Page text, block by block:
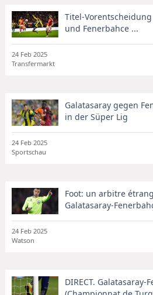
Titel-
und Fenerbahce ...
24 Feb 2025
Transfermarkt
Galatasaray gegen
in der Süper Lig
24 Feb 2025
Sportschau
Foot: un arbitre
Galatasaray-
24 Feb 2025
Watson
DIRECT. Galatasaray-